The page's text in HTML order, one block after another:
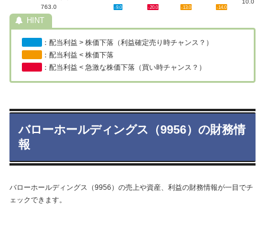
763.0
-9.0 -20.0 -13.0 -14.0
10.0
：配当利益 > 株価下落（利益確定売り時チャンス？）
：配当利益 < 株価下落
：配当利益 < 急激な株価下落（買い時チャンス？）
バローホールディングス（9956）の財務情
報
バローホールディングス（9956）の売上や資産、利益の財務情報が一目でチ
ェックできます。